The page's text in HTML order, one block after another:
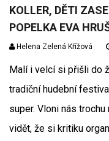
KOLLER, DĚTI
POPELKA EVA
Helena Zelená Křížová
Malí i velcí si přišli do
tradiční hudební
super. Vloni nás
vidět, že si kritiku